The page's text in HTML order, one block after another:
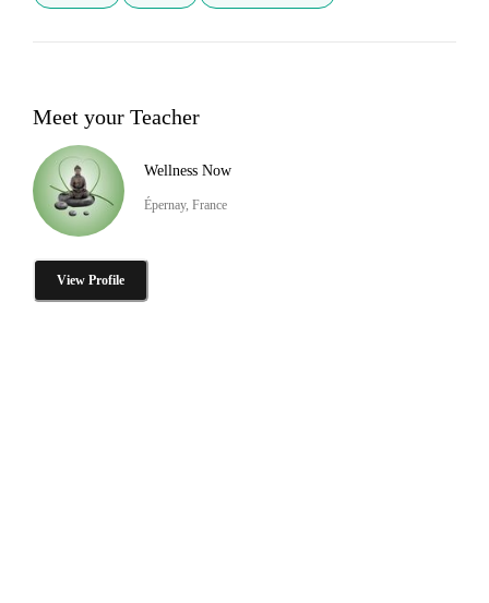
Meet your Teacher
Wellness Now
Épernay, France
View Profile